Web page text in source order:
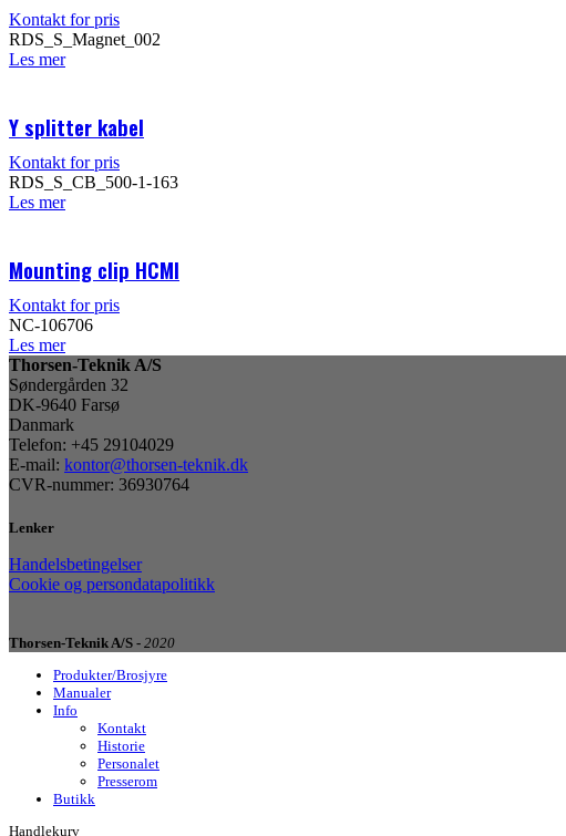
Kontakt for pris
RDS_S_Magnet_002
Les mer
Y splitter kabel
Kontakt for pris
RDS_S_CB_500-1-163
Les mer
Mounting clip HCMI
Kontakt for pris
NC-106706
Les mer
Thorsen-Teknik A/S
Søndergården 32
DK-9640 Farsø
Danmark
Telefon: +45 29104029
E-mail: kontor@thorsen-teknik.dk
CVR-nummer: 36930764
Lenker
Handelsbetingelser
Cookie og persondatapolitikk
Thorsen-Teknik A/S - 2020
Produkter/Brosjyre
Manualer
Info
Kontakt
Historie
Personalet
Presserom
Butikk
Handlekurv